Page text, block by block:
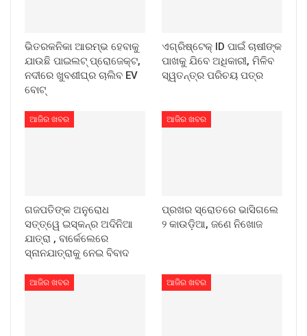
ଭିତରକନିକା ଆରମ୍ଭ ହେବାକୁ
ଯାଉଛି ପାଇଲଟ୍ ପ୍ରୋଜେକ୍ଟ,
ନଦୀରେ ଖୁବଶୀଘ୍ର ଚାଲିବ EV
ବୋଟ୍
ଏଗ୍ରିଷ୍ଟେକ୍ ID ପାଇଁ ଚାଷୀଙ୍କ
ପାଖକୁ ଯିବେ ଅଧିକାରୀ, ମିଳିବ
ସ୍ୱତନ୍ତ୍ର ପରିଚୟ ପତ୍ର
ଆଜିର ଖବର
ଗଜପତିଙ୍କ ଅନୁରୋଧ
ସତ୍ତ୍ୱେ ଇସ୍କନ୍‌ର ଅଦିନିଆ
ଯାତ୍ରା , ବାର୍କେଲେରେ
ସ୍ନାନଯାତ୍ରାକୁ ନେଇ ବିବାଦ
ଆଜିର ଖବର
ପ୍ରଖର ସ୍ରୋତରେ ଭାସିଗଲେ
୨ କାଉଡ଼ିଆ, ଜଣେ ନିଖୋଜ
ଆଜିର ଖବର ଆଜିର ଖବର